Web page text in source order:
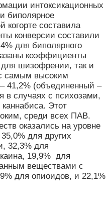
интоксикационных
биполярное
когорте составила
конверсии составили
для биполярного
коэффициенты
для шизофрении, так и
самым высоким
41,2% (объединенный –
в случаях с психозами,
Этот
среди всех ПАВ.
оказались на уровне
для других
32,3% для
19,9% для
веществами с
для опиоидов, и 22,1%